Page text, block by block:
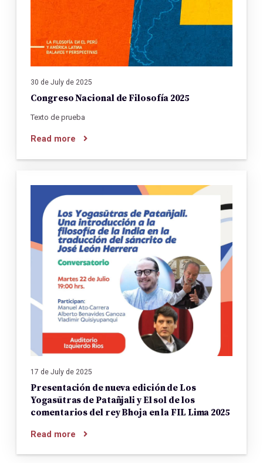
30 de July de 2025
Congreso Nacional de Filosofía 2025
Texto de prueba
Read more
17 de July de 2025
Presentación de nueva edición de Los
Yogasūtras de Patañjali y El sol de los
comentarios del rey Bhoja en la FIL Lima 2025
Read more